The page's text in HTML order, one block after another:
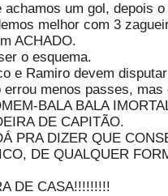
achamos um gol, depois
melhor com 3
ACHADO.
o esquema.
e Ramiro devem
errou menos passes,
BALA BALA
DE CAPITÃO.
PRA DIZER QUE
DE QUALQUER
DE CASA!!!!!!!!!